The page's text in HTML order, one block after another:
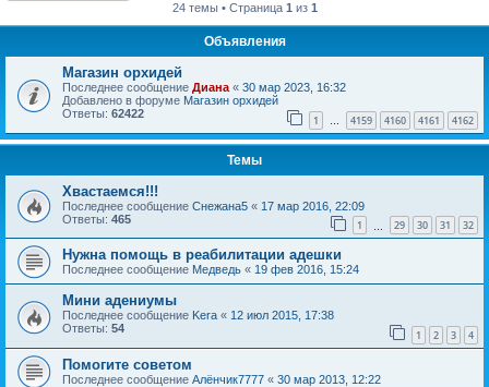
24 темы • Страница 1 из 1
Объявления
Магазин орхидей
Последнее сообщение Диана « 30 мар 2023, 16:32
Добавлено в форуме Магазин орхидей
Ответы: 62422 1 … 4159 4160 4161 4162
Темы
Хвастаемся!!!
Последнее сообщение Снежана5 « 17 мар 2016, 22:09
Ответы: 465 1 29 30 31 32
Нужна помощь в реабилитации адешки
Последнее сообщение Медведь « 19 фев 2016, 15:24
Мини адениумы
Последнее сообщение Kera « 12 июл 2015, 17:38
Ответы: 54 1 2 3 4
Помогите советом
Последнее сообщение Алёнчик7777 « 30 мар 2013, 12:22